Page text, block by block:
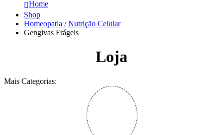
Home
Shop
Homeopatia / Nutrição Celular
Gengivas Frágeis
Loja
Mais Categorias: